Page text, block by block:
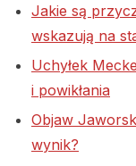
Jakie są
wskazują na
Uchyłek
i powikłania
Objaw
wynik?